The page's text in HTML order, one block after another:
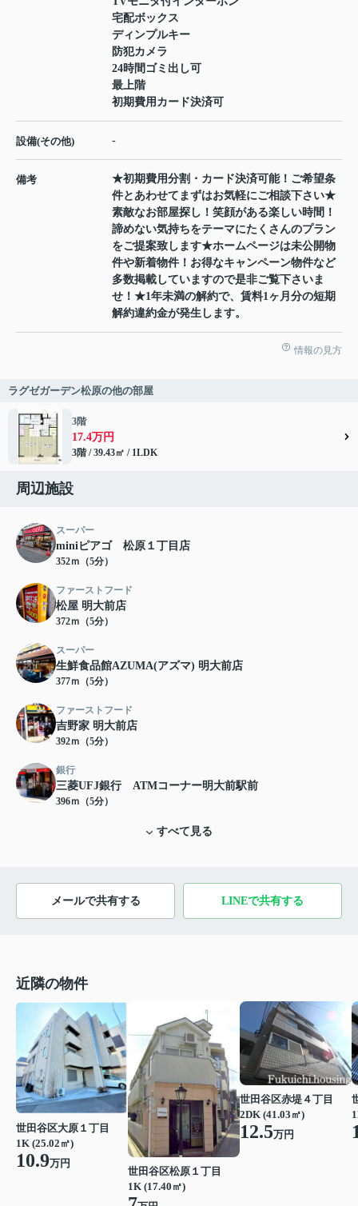
宅配ボックス
ディンプルキー
防犯カメラ
24時間ゴミ出し可
最上階
初期費用カード決済可
設備(その他) -
備考
★初期費用分割・カード決済可能！ご希望条
件とあわせてまずはお気軽にご相談下さい★
素敵なお部屋探し！笑顔がある楽しい時間！
諦めない気持ちをテーマにたくさんのプラン
をご提案致します★ホームページは未公開物
件や新着物件！お得なキャンペーン物件など
多数掲載していますので是非ご覧下さいま
せ！★1年未満の解約で、賃料1ヶ月分の短期
解約違約金が発生します。
情報の見方
ラグゼガーデン松原の他の部屋
3階
17.4万円
3階 / 39.43㎡ / 1LDK
周辺施設
スーパー
miniピアゴ 松原１丁目店
352ｍ（5分）
ファーストフード
松屋 明大前店
372ｍ（5分）
スーパー
生鮮食品館AZUMA(アズマ) 明大前店
377ｍ（5分）
ファーストフード
吉野家 明大前店
392ｍ（5分）
銀行
三菱UFJ銀行 ATMコーナー明大前駅前
396ｍ（5分）
すべて見る
メールで共有する LINEで共有する
近隣の物件
世田谷区大原１丁目
1K (25.02㎡)
10.9万円
世田谷区松原１丁目
1K (17.40㎡)
世田谷区赤堤４丁目
2DK (41.03㎡)
12.5万円